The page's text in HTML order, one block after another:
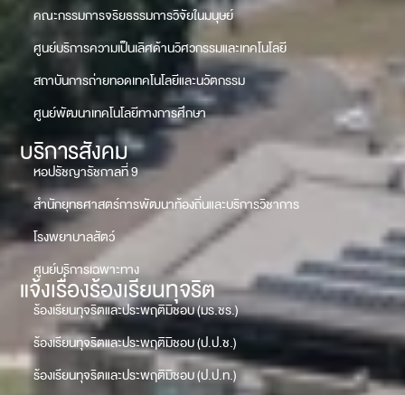
คณะกรรมการจริยธรรมการวิจัยในมนุษย์
ศูนย์บริการความเป็นเลิศด้านวิศวกรรมและเทคโนโลยี
สถาบันการถ่ายทอดเทคโนโลยีและนวัตกรรม
ศูนย์พัฒนาเทคโนโลยีทางการศึกษา
บริการสังคม
หอปรัชญารัชกาลที่ 9
สำนักยุทธศาสตร์การพัฒนาท้องถิ่นและบริการวิชาการ
โรงพยาบาลสัตว์
ศูนย์บริการเฉพาะทาง
แจ้งเรื่องร้องเรียนทุจริต
ร้องเรียนทุจริตและประพฤติมิชอบ (มร.ชร.)
ร้องเรียนทุจริตและประพฤติมิชอบ (ป.ป.ช.)
ร้องเรียนทุจริตและประพฤติมิชอบ (ป.ป.ท.)